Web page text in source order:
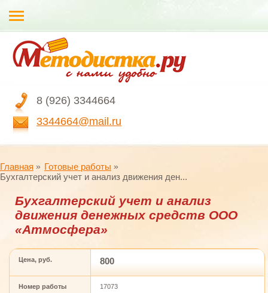
8 (926) 3344664
3344664@mail.ru
Главная
Готовые работы
Бухгалтерский учет и анализ движения ден...
Бухгалтерский учет и анализ
движения денежных средств ООО
«Атмосфера»
Цена, руб. 800
Номер работы 17073